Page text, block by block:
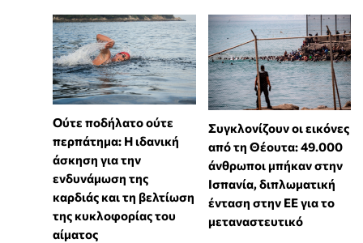
Ούτε ποδήλατο ούτε
περπάτημα: Η ιδανική
άσκηση για την
ενδυνάμωση της
καρδιάς και τη βελτίωση
της κυκλοφορίας του
αίματος
Συγκλονίζουν οι εικόνες
από τη Θέουτα: 49.000
άνθρωποι μπήκαν στην
Ισπανία, διπλωματική
ένταση στην ΕΕ για το
μεταναστευτικό